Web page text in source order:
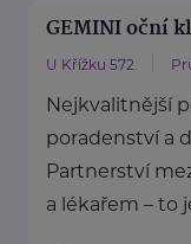
GEMINI oční
U Křížku 572
Nejkvalitnější
poradenství a
Partnerství
a lékařem – to